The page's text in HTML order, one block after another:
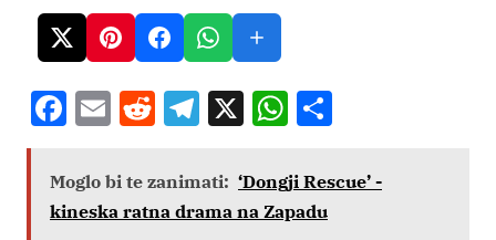
F
c
e
E
ai
l
R
d
di
T
e
gr
X W
at
s
ar
Moglo bi te zanimati: ‘Dongji Rescue’ -
kineska ratna drama na Zapadu